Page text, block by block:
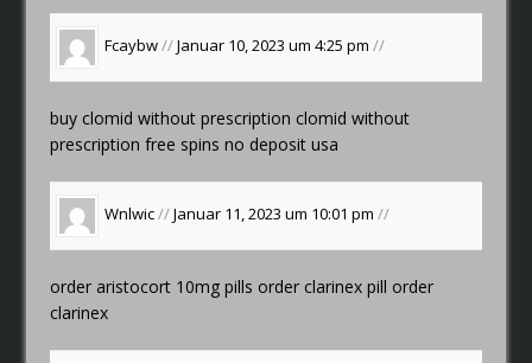
Fcaybw//Januar 10, 2023 um 4:25 pm//
buy clomid without prescriptionclomid without
prescription free spins no deposit usa
Wnlwic//Januar 11, 2023 um 10:01 pm//
order aristocort 10mg pillsorder clarinex pill order
clarinex